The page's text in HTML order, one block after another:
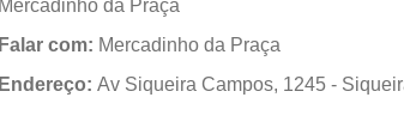
Mercadinho da Praça
Falar com: Mercadinho da Praça
Endereço: Av Siqueira Campos, 1245 -